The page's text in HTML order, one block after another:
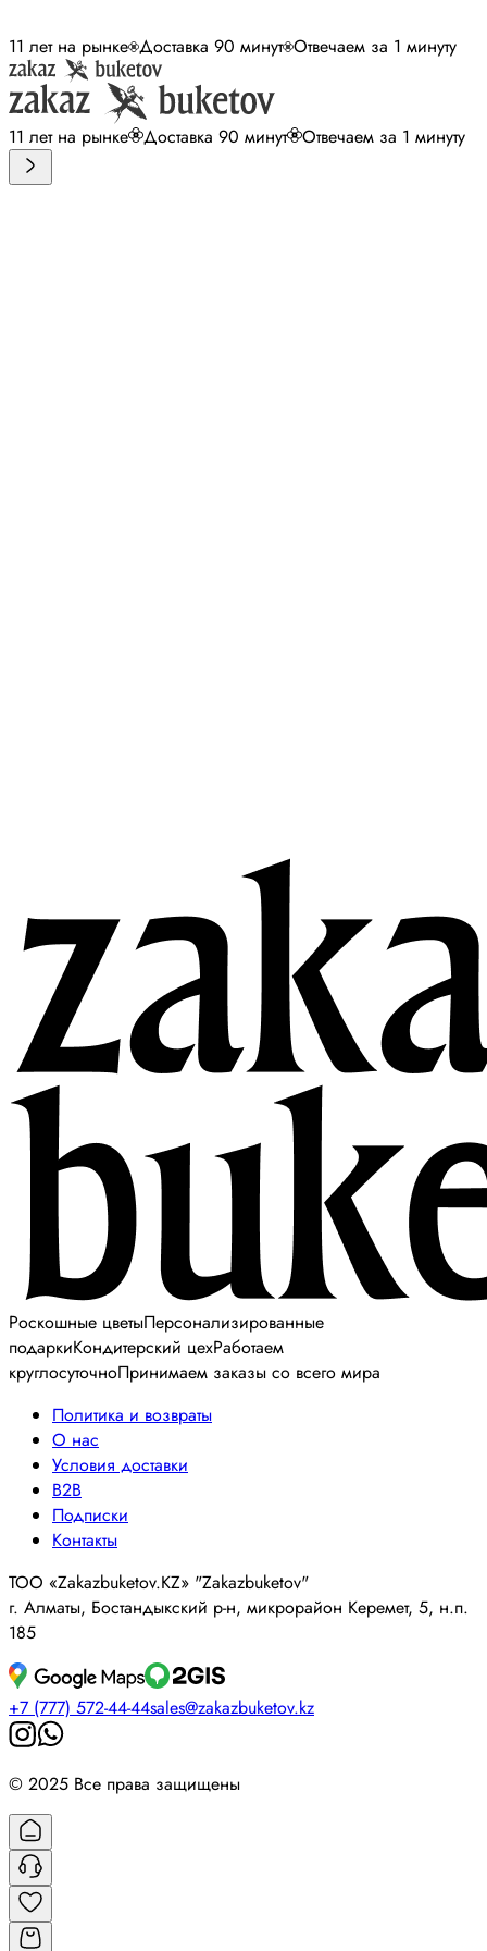
11 лет на рынке Доставка 90 минут Отвечаем за 1 минуту
11 лет на рынке Доставка 90 минут Отвечаем за 1 минуту
Роскошные цветыПерсонализированные
подаркиКондитерский цехРаботаем
круглосуточноПринимаем заказы со всего мира
Политика и возвраты
О нас
Условия доставки
B2B
Подписки
Контакты
ТОО «Zakazbuketov.KZ» "Zakazbuketov"
г. Алматы, Бостандыкский р-н, микрорайон Керемет, 5, н.п.
185
+7 (777) 572-44-44sales@zakazbuketov.kz
© 2025 Все права защищены